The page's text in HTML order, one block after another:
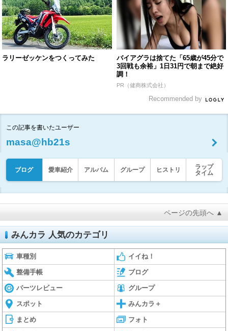
ラリーゼッケンをつくってみた
バイアグラは捨てた「65歳が45分で
3回戦も余裕」1日31円で朝まで絶好
調！
PR（健商株式会社）
Recommended by
この記事を書いたユーザー
masa@hb21s
ブログ 愛車紹介 アルバム グループ ヒストリ
ラップ
タイム
ページの先頭へ ▲
みんカラ 人気のカテゴリ
車種別 イイね！
整備手帳 ブログ
パーツレビュー グループ
スポット みんカラ＋
まとめ フォト